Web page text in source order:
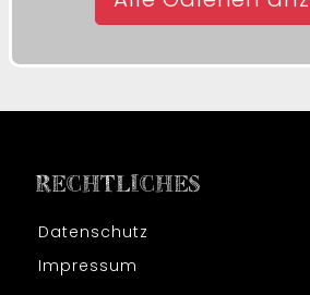
RECHTLICHES
Datenschutz
Impressum